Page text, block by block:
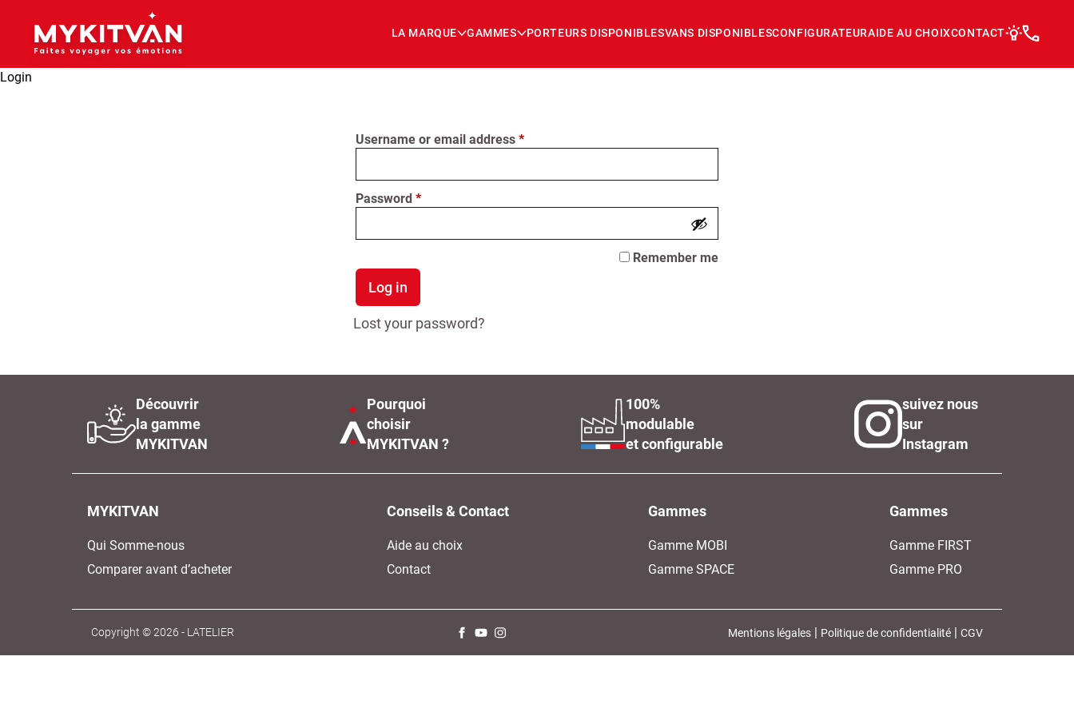
LA MARQUE GAMMES PORTEURS DISPONIBLESVANS DISPONIBLESCONFIGURATEURAIDE AU CHOIXCONTACT
Login
Username or email address *Required
Password *Required
Remember me
Log in
Lost your password?
Découvrir
la gamme
MYKITVAN
Pourquoi
choisir
MYKITVAN ?
100%
modulable
et configurable
suivez nous
sur
Instagram
MYKITVAN
Qui Somme-nous
Comparer avant d’acheter
Conseils & Contact
Aide au choix
Contact
Gammes
Gamme MOBI
Gamme SPACE
Gammes
Gamme FIRST
Gamme PRO
Copyright © 2026 - LATELIER Mentions légales | Politique de confidentialité | CGV